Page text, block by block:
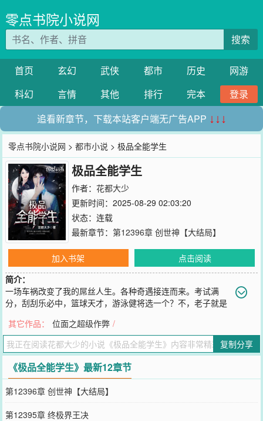
零点书院小说网
搜索
首页 玄幻 武侠 都市 历史
网游
科幻
言情 其他 排行 完本
登录
追看新章节，下载本站客户端无广告APP ↓↓↓
零点书院小说网 >都市小说 > 极品全能学生
极品全能学生
作者： 花都大少
更新时间：2025-08-29 02:03:20
状态：连载
最新章节： 第12396章 创世神【大结局】
加入书架
点击阅读
简介：
一场车祸改变了我的屌丝人生。各种奇遇接连而来。考试满
分，刮刮乐必中，篮球天才，游泳健将选一个？不，老子就是
萝莉要我做她的贴心大哥哥。QQ群：203799451[四组作品，老虎座
下，神级好书，绝对包爽]
您要是觉得《极品全能学生》还不错的话请不要忘记向您QQ群和微博
微信里的朋友推荐哦！
其它作品： 位面之超级作弊 /
复制分享
《极品全能学生》最新12章节
第12396章 创世神【大结局】
第12395章 终极界王决